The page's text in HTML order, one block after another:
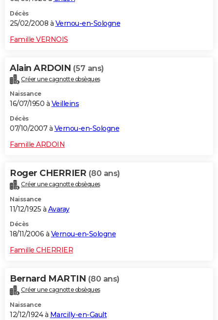
Décès
25/02/2008 à Vernou-en-Sologne
Famille VERNOIS
Alain ARDOIN (57 ans)
Créer une cagnotte obsèques
Naissance
16/07/1950 à Veilleins
Décès
07/10/2007 à Vernou-en-Sologne
Famille ARDOIN
Roger CHERRIER (80 ans)
Créer une cagnotte obsèques
Naissance
11/12/1925 à Avaray
Décès
18/11/2006 à Vernou-en-Sologne
Famille CHERRIER
Bernard MARTIN (80 ans)
Créer une cagnotte obsèques
Naissance
12/12/1924 à Marcilly-en-Gault